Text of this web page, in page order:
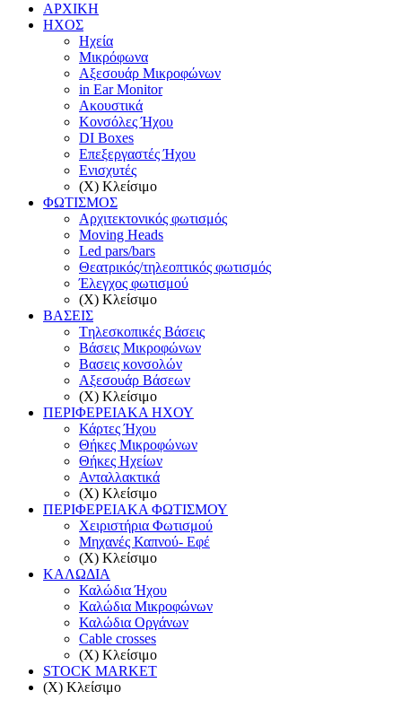
ΑΡΧΙΚΗ
ΗΧΟΣ
Ηχεία
Μικρόφωνα
Αξεσουάρ Μικροφώνων
in Ear Monitor
Ακουστικά
Κονσόλες Ήχου
DI Boxes
Επεξεργαστές Ήχου
Ενισχυτές
(X) Κλείσιμο
ΦΩΤΙΣΜΟΣ
Αρχιτεκτονικός φωτισμός
Moving Heads
Led pars/bars
Θεατρικός/τηλεοπτικός φωτισμός
Έλεγχος φωτισμού
(X) Κλείσιμο
ΒΑΣΕΙΣ
Tηλεσκοπικές Βάσεις
Βάσεις Μικροφώνων
Βασεις κονσολών
Αξεσουάρ Βάσεων
(X) Κλείσιμο
ΠΕΡΙΦΕΡΕΙΑΚΑ ΗΧΟΥ
Κάρτες Ήχου
Θήκες Μικροφώνων
Θήκες Ηχείων
Ανταλλακτικά
(X) Κλείσιμο
ΠΕΡΙΦΕΡΕΙΑΚΑ ΦΩΤΙΣΜΟΥ
Χειριστήρια Φωτισμού
Μηχανές Καπνού- Eφέ
(X) Κλείσιμο
ΚΑΛΩΔΙΑ
Καλώδια Ήχου
Καλώδια Μικροφώνων
Καλώδια Οργάνων
Cable crosses
(X) Κλείσιμο
STOCK MARKET
(X) Κλείσιμο